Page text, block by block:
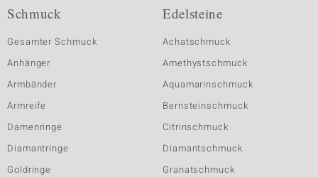
Schmuck
Gesamter Schmuck
Anhänger
Armbänder
Armreife
Damenringe
Diamantringe
Goldringe
Edelsteine
Achatschmuck
Amethystschmuck
Aquamarinschmuck
Bernsteinschmuck
Citrinschmuck
Diamantschmuck
Granatschmuck